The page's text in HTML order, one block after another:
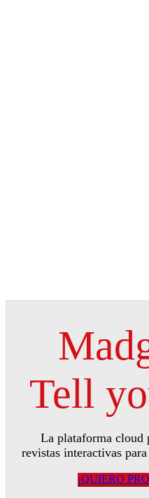
Tell
La plataforma cloud
revistas interactivas
¡QUIERO